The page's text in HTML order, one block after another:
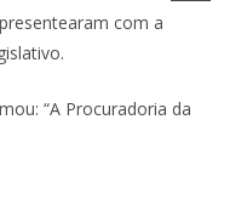
com a
“A Procuradoria da